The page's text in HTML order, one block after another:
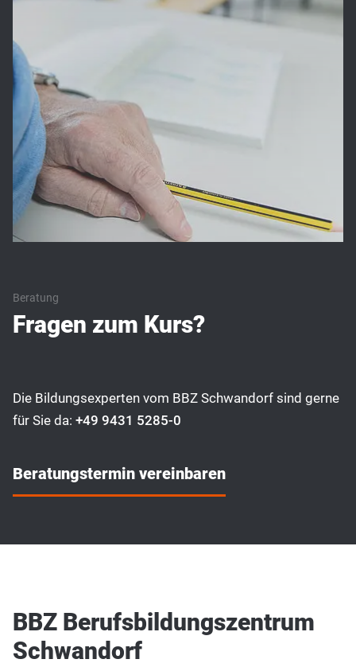
Beratung
Fragen zum Kurs?
Die Bildungsexperten vom BBZ Schwandorf sind gerne
für Sie da: +49 9431 5285-0
Beratungstermin vereinbaren
BBZ Berufsbildungszentrum
Schwandorf